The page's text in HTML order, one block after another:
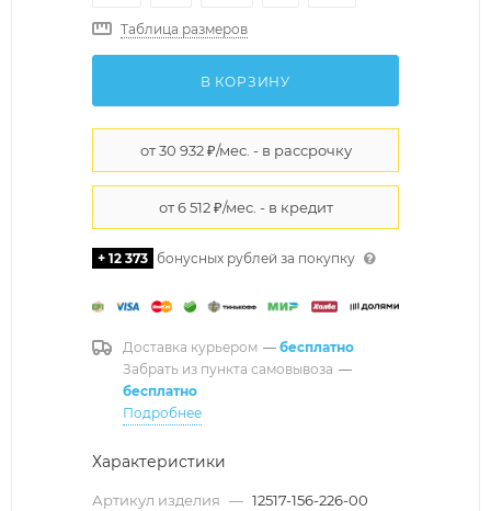
Таблица размеров
В КОРЗИНУ
+ 12 373 бонусных рублей за покупку
Доставка курьером — бесплатно
Забрать из пункта самовывоза —
бесплатно
Подробнее
Характеристики
Артикул изделия — 12517-156-226-00